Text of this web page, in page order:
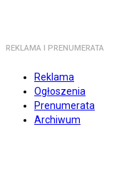
REKLAMA I PRENUMERATA
Reklama
Ogłoszenia
Prenumerata
Archiwum